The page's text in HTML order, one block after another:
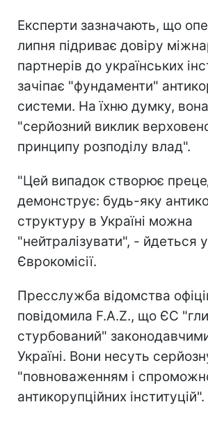
Експерти зазначають, що
липня підриває довіру
партнерів до українських
зачіпає "фундаменти"
системи. На їхню думку,
"серйозний виклик
принципу розподілу влад".
"Цей випадок створює
демонструє: будь-яку
структуру в Україні можна
"нейтралізувати", - йдеться
Єврокомісії.
Пресслужба відомства
повідомила F.A.Z., що ЄС
стурбований"
Україні. Вони несуть
"повноваженням і
антикорупційних інституцій".